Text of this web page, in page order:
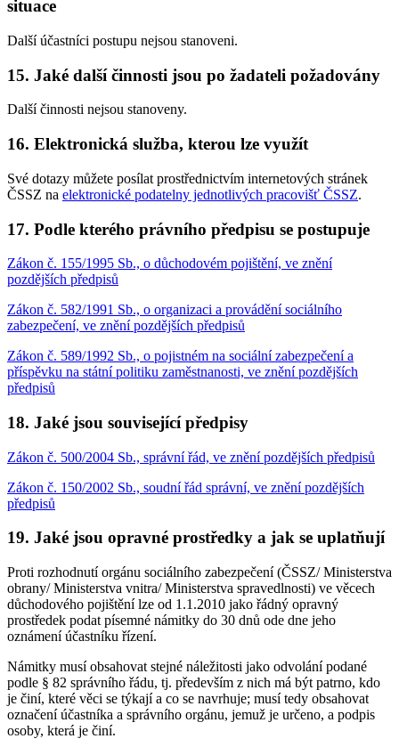
situace
Další účastníci postupu nejsou stanoveni.
15. Jaké další činnosti jsou po žadateli požadovány
Další činnosti nejsou stanoveny.
16. Elektronická služba, kterou lze využít
Své dotazy můžete posílat prostřednictvím internetových stránek
ČSSZ na elektronické podatelny jednotlivých pracovišť ČSSZ.
17. Podle kterého právního předpisu se postupuje
Zákon č. 155/1995 Sb., o důchodovém pojištění, ve znění
pozdějších předpisů
Zákon č. 582/1991 Sb., o organizaci a provádění sociálního
zabezpečení, ve znění pozdějších předpisů
Zákon č. 589/1992 Sb., o pojistném na sociální zabezpečení a
příspěvku na státní politiku zaměstnanosti, ve znění pozdějších
předpisů
18. Jaké jsou související předpisy
Zákon č. 500/2004 Sb., správní řád, ve znění pozdějších předpisů
Zákon č. 150/2002 Sb., soudní řád správní, ve znění pozdějších
předpisů
19. Jaké jsou opravné prostředky a jak se uplatňují
Proti rozhodnutí orgánu sociálního zabezpečení (ČSSZ/ Ministerstva
obrany/ Ministerstva vnitra/ Ministerstva spravedlnosti) ve věcech
důchodového pojištění lze od 1.1.2010 jako řádný opravný
prostředek podat písemné námitky do 30 dnů ode dne jeho
oznámení účastníku řízení.
Námitky musí obsahovat stejné náležitosti jako odvolání podané
podle § 82 správního řádu, tj. především z nich má být patrno, kdo
je činí, které věci se týkají a co se navrhuje; musí tedy obsahovat
označení účastníka a správního orgánu, jemuž je určeno, a podpis
osoby, která je činí.